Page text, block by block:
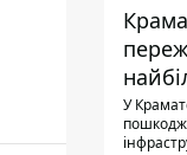
КАБ-
У